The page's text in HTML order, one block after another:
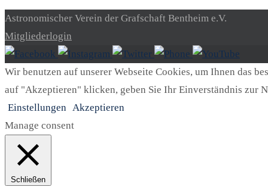
Astronomischer Verein der Grafschaft Bentheim e.V.
Mitgliederlogin
Wir benutzen auf unserer Webseite Cookies, um Ihnen das
auf "Akzeptieren" klicken, geben Sie Ihr Einverständnis zur
Einstellungen Akzeptieren
Manage consent
Schließen